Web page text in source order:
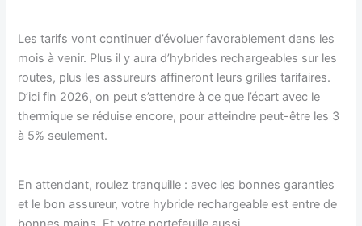
Les tarifs vont continuer d’évoluer favorablement dans les
mois à venir. Plus il y aura d’hybrides rechargeables sur les
routes, plus les assureurs affineront leurs grilles tarifaires.
D’ici fin 2026, on peut s’attendre à ce que l’écart avec le
thermique se réduise encore, pour atteindre peut-être les 3
à 5% seulement.
En attendant, roulez tranquille : avec les bonnes garanties
et le bon assureur, votre hybride rechargeable est entre de